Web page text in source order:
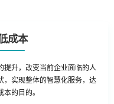
成本
提升，改变当前企业面临的人
，实现整体的智慧化服务，达
本的目的。